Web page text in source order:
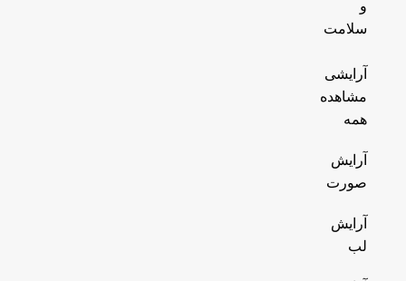
و
سلامت
آرایشی
مشاهده
همه
آرایش
صورت
آرایش
لب